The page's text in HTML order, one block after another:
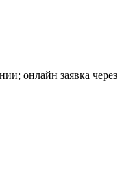
онлайн заявка через